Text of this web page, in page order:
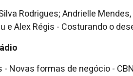
Rodrigues; Andrielle
e Alex Régis - Costurando o
- Novas formas de negócio -